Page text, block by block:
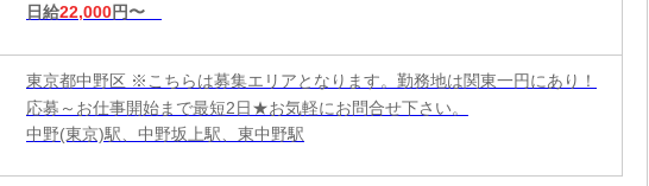
日給22,000円〜
東京都中野区 ※こちらは募集エリアとなります。勤務地は関東一円にあり！
応募～お仕事開始まで最短2日★お気軽にお問合せ下さい。
中野(東京)駅、中野坂上駅、東中野駅